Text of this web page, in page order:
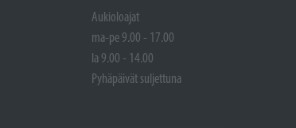
Aukioloajat
ma-pe 9.00 - 17.00
la 9.00 - 14.00
Pyhäpäivät suljettuna